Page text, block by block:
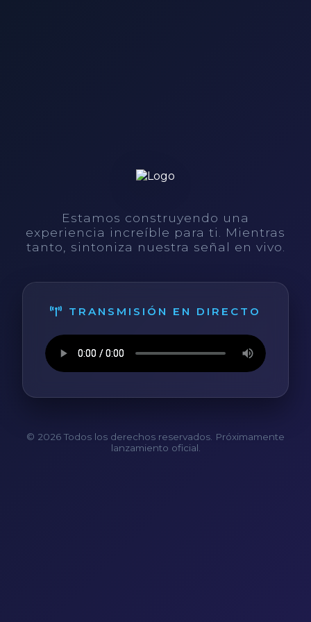
Estamos construyendo una
experiencia increíble para ti. Mientras
tanto, sintoniza nuestra señal en vivo.
TRANSMISIÓN EN DIRECTO
© 2026 Todos los derechos reservados. Próximamente
lanzamiento oficial.